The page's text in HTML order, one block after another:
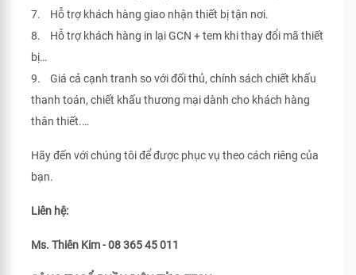
7. Hỗ trợ khách hàng giao nhận thiết bị tận nơi.
8. Hỗ trợ khách hàng in lại GCN + tem khi thay đổi mã thiết
bị…
9. Giá cả cạnh tranh so với đối thủ, chính sách chiết khấu
thanh toán, chiết khấu thương mại dành cho khách hàng
thân thiết.…
Hãy đến với chúng tôi để được phục vụ theo cách riêng của
bạn.
Liên hệ:
Ms. Thiên Kim - 08 365 45 011